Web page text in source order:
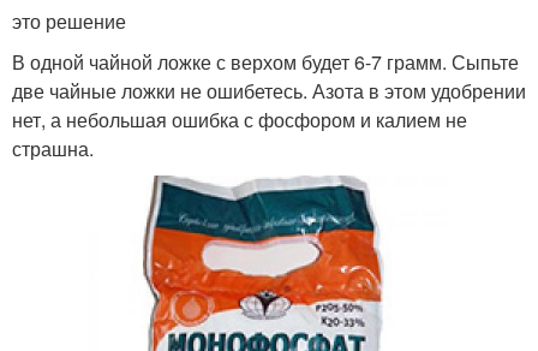
это решение
В одной чайной ложке с верхом будет 6-7 грамм. Сыпьте
две чайные ложки не ошибетесь. Азота в этом удобрении
нет, а небольшая ошибка с фосфором и калием не
страшна.